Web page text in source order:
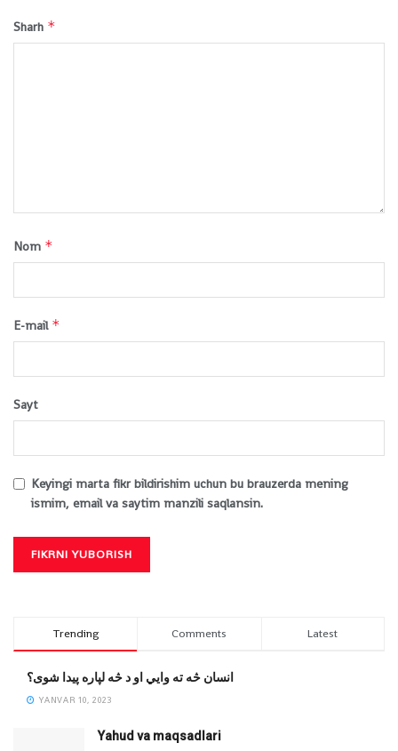
Sharh *
Nom *
E-mail *
Sayt
Keyingi marta fikr bildirishim uchun bu brauzerda mening
ismim, email va saytim manzili saqlansin.
Trending Comments Latest
انسان څه ته وایي او د څه لپاره پیدا شوی؟
YANVAR 10, 2023
Yahud va maqsadlari